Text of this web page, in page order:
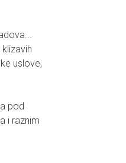
uslove,
pod
i raznim